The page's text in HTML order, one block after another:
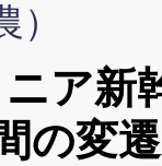
ア新
の変